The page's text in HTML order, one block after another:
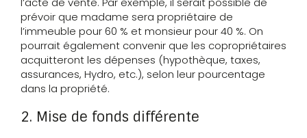
prévoir que madame sera propriétaire de
l’immeuble pour 60 % et monsieur pour 40 %. On
pourrait également convenir que les copropriétaires
acquitteront les dépenses (hypothèque, taxes,
assurances, Hydro, etc.), selon leur pourcentage
dans la propriété.
2. Mise de fonds différente